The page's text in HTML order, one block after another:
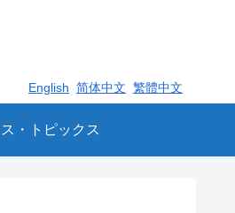
English 简体中文 繁體中文
・トピックス